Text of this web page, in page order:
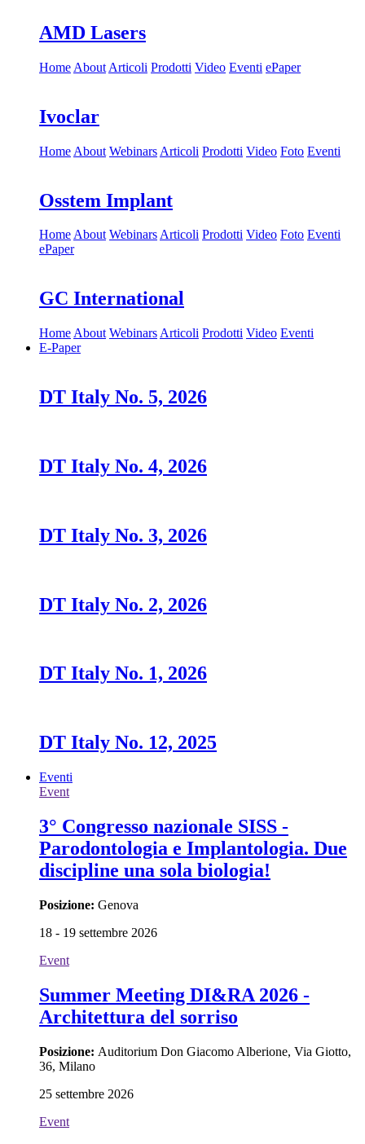
AMD Lasers
Home About Articoli Prodotti Video Eventi ePaper
Ivoclar
Home About Webinars Articoli Prodotti Video Foto Eventi
Osstem Implant
HomeAbout WebinarsArticoli Prodotti Video Foto Eventi
ePaper
GC International
Home About Webinars Articoli Prodotti Video Eventi
E-Paper
DT Italy No. 5, 2026
DT Italy No. 4, 2026
DT Italy No. 3, 2026
DT Italy No. 2, 2026
DT Italy No. 1, 2026
DT Italy No. 12, 2025
Eventi
Event
3° Congresso nazionale SISS -
Parodontologia e Implantologia. Due
discipline una sola biologia!
Posizione: Genova
18 - 19 settembre 2026
Event
Summer Meeting DI&RA 2026 -
Architettura del sorriso
Posizione: Auditorium Don Giacomo Alberione, Via Giotto,
36, Milano
25 settembre 2026
Event